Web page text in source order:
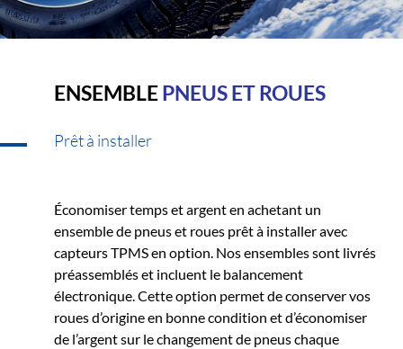
ENSEMBLEPNEUS ET ROUES
Prêt à installer
Économiser temps et argent en achetant un
ensemble de pneus et roues prêt à installer avec
capteurs TPMS en option. Nos ensembles sont livrés
préassemblés et incluent le balancement
électronique. Cette option permet de conserver vos
roues d’origine en bonne condition et d’économiser
de l’argent sur le changement de pneus chaque